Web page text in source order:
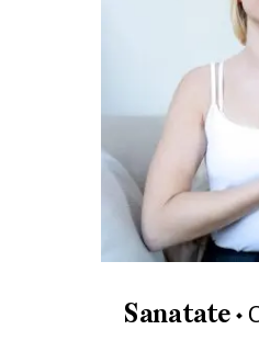
Sanatate